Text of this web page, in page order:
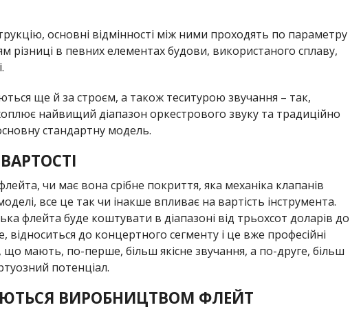
основні відмінності між ними проходять по параметру
різниці в певних елементах будови, використаного сплаву,
ще й за строєм, а також теситурою звучання – так,
найвищий діапазон оркестрового звуку та традиційно
стандартну модель.
чи має вона срібне покриття, яка механіка клапанів
все це так чи інакше впливає на вартість інструмента.
флейта буде коштувати в діапазоні від трьохсот доларів до
відноситься до концертного сегменту і це вже професійні
що мають, по-перше, більш якісне звучання, а по-друге, більш
потенціал.
ВИРОБНИЦТВОМ ФЛЕЙТ